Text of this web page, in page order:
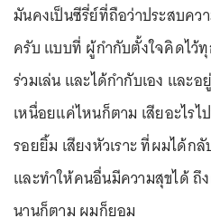
มันคงเป็นซีรี่ย์ที่ถือว่าประสบคว
ครับ แบบที่ ผู้กำกับตั้งใจคิดไว้
ร่วมเล่น และได้กำกับเอง และ
เหนื่อยแค่ไหนก็ตาม เสียอะไร
รอยยิ้ม เสียงหัวเราะ ที่ผมได้ก
และทำให้คนอื่นมีความสุขได้ ถึ
นานก็ตาม ผมก็ยอม